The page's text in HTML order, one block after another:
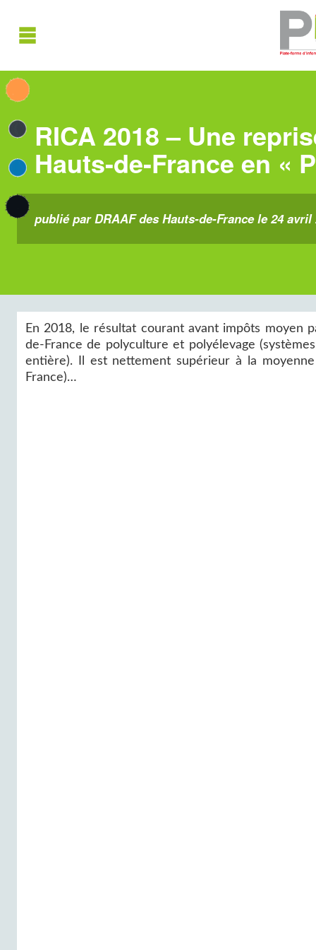
RICA 2018 – Une
Hauts-de-France en «
publié par DRAAF des Hauts-de-France le 24 avril
En 2018, le résultat courant avant impôts moyen
de-France de polyculture et polyélevage
entière). Il est nettement supérieur à la
France)…